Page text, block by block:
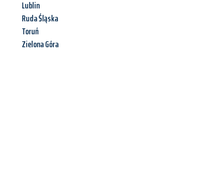
Lublin
Ruda Śląska
Toruń
Zielona Góra